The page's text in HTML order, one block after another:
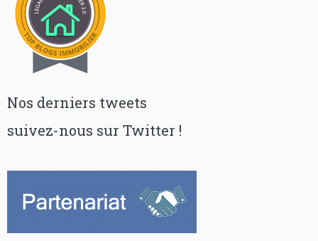
Nos derniers tweets
suivez-nous sur Twitter !